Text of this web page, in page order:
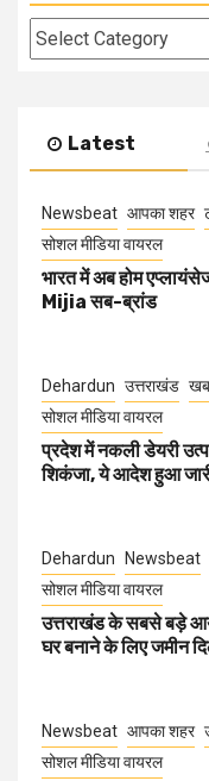
Categories
Latest
Newsbeat आपका शहर
सोशल मीडिया वायरल
भारत में अब होम
Mijia सब-ब्रांड
Dehardun उत्तराखंड
सोशल मीडिया वायरल
प्रदेश में नकली डेयरी
शिकंजा, ये आदेश हुआ
Dehardun Newsbeat
सोशल मीडिया वायरल
उत्तराखंड के सबसे बड़े
घर बनाने के लिए जमीन
Newsbeat आपका शहर
सोशल मीडिया वायरल